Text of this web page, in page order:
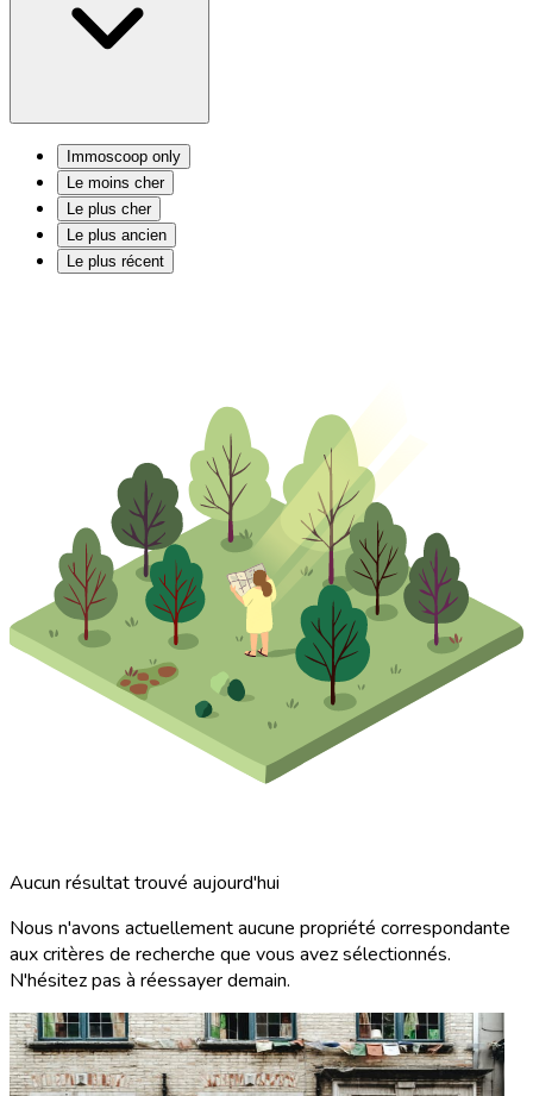
Immoscoop only
Le moins cher
Le plus cher
Le plus ancien
Le plus récent
Aucun résultat trouvé aujourd'hui
Nous n'avons actuellement aucune propriété correspondante
aux critères de recherche que vous avez sélectionnés.
N'hésitez pas à réessayer demain.